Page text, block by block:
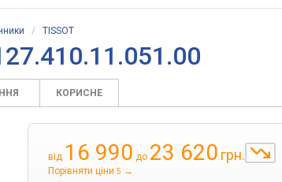
/ TISSOT
КОРИСНЕ
від 16 990 до 23 620 грн.
Порівняти ціни 5 →